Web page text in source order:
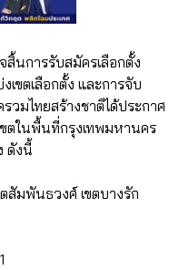
นการรับสมัครเลือกตั้ง
ขตเลือกตั้ง และการจับ
วมไทยสร้างชาติได้ประกาศ
ตในพื้นที่กรุงเทพมหานคร
ดังนี้
สัมพันธวงศ์ เขตบางรัก